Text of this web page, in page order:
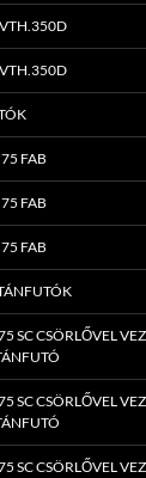
FAB
FAB
FAB
SC CSÖRLŐVEL
SC CSÖRLŐVEL
SC CSÖRLŐVEL